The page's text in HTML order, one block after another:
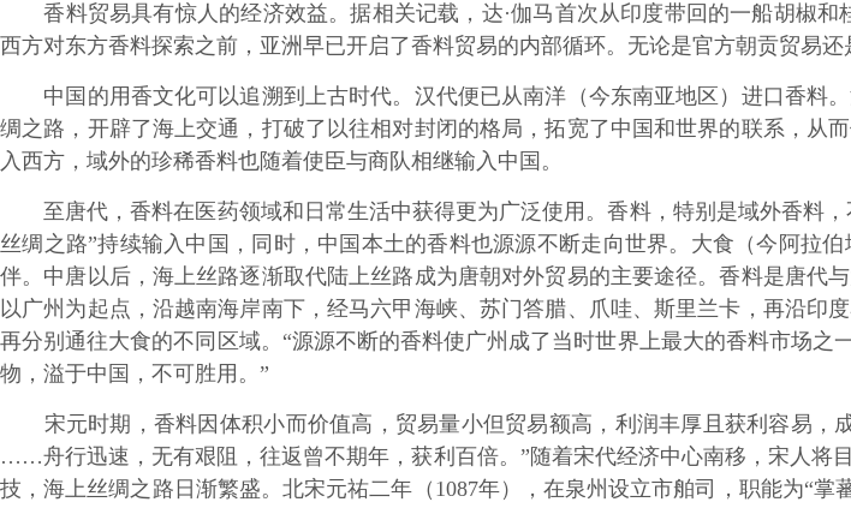
香料贸易具有惊人的经济效益。据相关记载，达·伽马首次从印度带回的一船胡椒和
西方对东方香料探索之前，亚洲早已开启了香料贸易的内部循环。无论是官方朝贡贸易
中国的用香文化可以追溯到上古时代。汉代便已从南洋（今东南亚地区）进口香料
绸之路，开辟了海上交通，打破了以往相对封闭的格局，拓宽了中国和世界的联系，
入西方，域外的珍稀香料也随着使臣与商队相继输入中国。
至唐代，香料在医药领域和日常生活中获得更为广泛使用。香料，特别是域外香料，
丝绸之路”持续输入中国，同时，中国本土的香料也源源不断走向世界。大食（今阿拉
伴。中唐以后，海上丝路逐渐取代陆上丝路成为唐朝对外贸易的主要途径。香料是唐
以广州为起点，沿越南海岸南下，经马六甲海峡、苏门答腊、爪哇、斯里兰卡，再沿
再分别通往大食的不同区域。“源源不断的香料使广州成了当时世界上最大的香料市场
物，溢于中国，不可胜用。”
宋元时期，香料因体积小而价值高，贸易量小但贸易额高，利润丰厚且获利容易，
……舟行迅速，无有艰阻，往返曾不期年，获利百倍。”随着宋代经济中心南移，宋人将
技，海上丝绸之路日渐繁盛。北宋元祐二年（1087年），在泉州设立市舶司，职能为“